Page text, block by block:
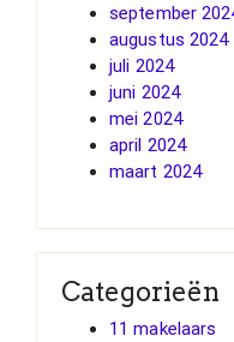
september
augustus 2024
juli 2024
juni 2024
mei 2024
april 2024
maart 2024
Categorieën
11 makelaars